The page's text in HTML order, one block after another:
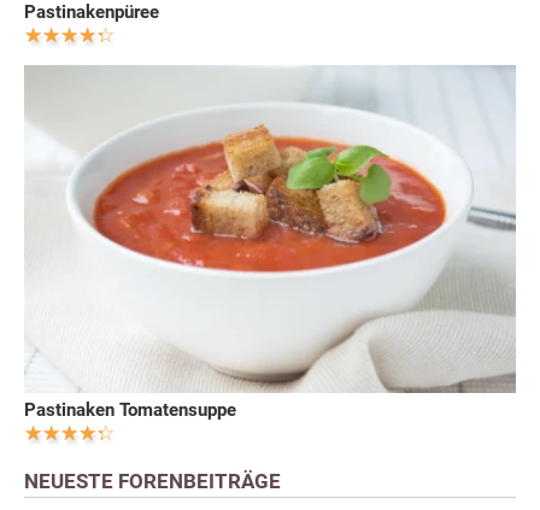
Pastinakenpüree
Pastinaken Tomatensuppe
NEUESTE FORENBEITRÄGE